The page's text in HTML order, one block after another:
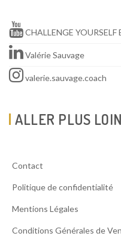
CHALLENGE YOURSELF
Valérie Sauvage
valerie.sauvage.coach
ALLER PLUS LOIN
Contact
Politique de confidentialité
Mentions Légales
Conditions Générales de